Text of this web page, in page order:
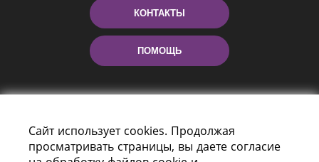
КОНТАКТЫ
ПОМОЩЬ
Сайт использует cookies. Продолжая
просматривать страницы, вы даете согласие